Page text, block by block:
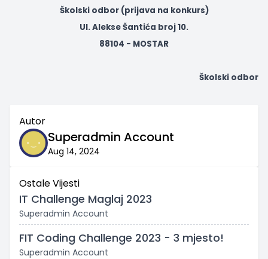
Školski odbor (prijava na konkurs)
Ul. Alekse Šantića broj 10.
88104 - MOSTAR
Školski odbor
Autor
Superadmin Account
Aug 14, 2024
Ostale Vijesti
IT Challenge Maglaj 2023
Superadmin Account
FIT Coding Challenge 2023 - 3 mjesto!
Superadmin Account